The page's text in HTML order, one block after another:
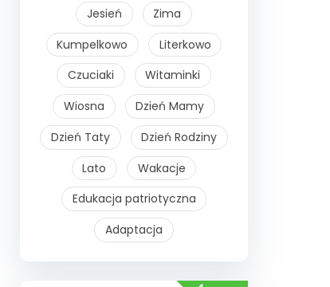
Jesień
Zima
Kumpelkowo
Literkowo
Czuciaki
Witaminki
Wiosna
Dzień Mamy
Dzień Taty
Dzień Rodziny
Lato
Wakacje
Edukacja patriotyczna
Adaptacja